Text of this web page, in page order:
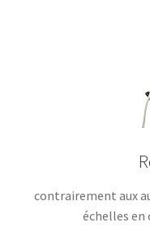
contrairement aux
échelles en